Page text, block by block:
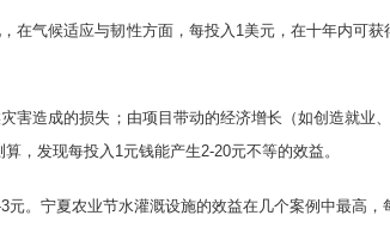
在气候适应与韧性方面，每投入1美元，在十年内可
害造成的损失；由项目带动的经济增长（如创造就
，发现每投入1元钱能产生2-20元不等的效益。
。宁夏农业节水灌溉设施的效益在几个案例中最高，